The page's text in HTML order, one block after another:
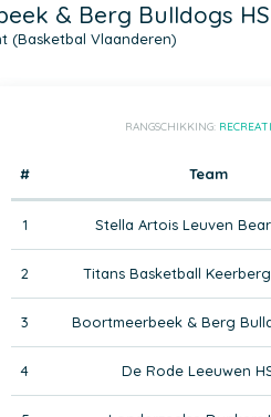
& Berg Bulldogs
(Basketbal Vlaanderen)
RANGSCHIKKING:
# Team
1 Stella Artois Leuven
2 Titans Basketball
3 Boortmeerbeek & Berg
4 De Rode Leeuwen